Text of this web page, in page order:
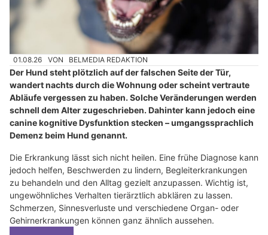
01.08.26 VON BELMEDIA REDAKTION
Der Hund steht plötzlich auf der falschen Seite der Tür,
wandert nachts durch die Wohnung oder scheint vertraute
Abläufe vergessen zu haben. Solche Veränderungen werden
schnell dem Alter zugeschrieben. Dahinter kann jedoch eine
canine kognitive Dysfunktion stecken – umgangssprachlich
Demenz beim Hund genannt.
Die Erkrankung lässt sich nicht heilen. Eine frühe Diagnose kann
jedoch helfen, Beschwerden zu lindern, Begleiterkrankungen
zu behandeln und den Alltag gezielt anzupassen. Wichtig ist,
ungewöhnliches Verhalten tierärztlich abklären zu lassen.
Schmerzen, Sinnesverluste und verschiedene Organ- oder
Gehirnerkrankungen können ganz ähnlich aussehen.